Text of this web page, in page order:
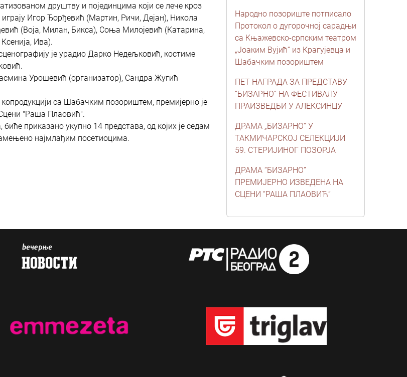
друштву и појединцима који се лече кроз
играју Игор Ђорђевић (Мартин, Ричи, Дејан), Никола
(Воја, Милан, Бикса), Соња Милојевић (Катарина,
Ива).
је урадио Дарко Недељковић, костиме
Урошевић (организатор), Сандра Жугић
са Шабачким позориштем, премијерно је
"Раша Плаовић".
приказано укупно 14 представа, од којих је седам
најмлађим посетиоцима.
Народно позориште потписало
Протокол о дугорочној сарадњи
са Књажевско-српским театром
„Јоаким Вујић“ из Крагујевца и
Шабачким позориштем
ПЕТ НАГРАДА ЗА ПРЕДСТАВУ
“БИЗАРНО” НА ФЕСТИВАЛУ
ПРАИЗВЕДБИ У АЛЕКСИНЦУ
ДРАМА „БИЗАРНО“ У
ТАКМИЧАРСКОЈ СЕЛЕКЦИЈИ
59. СТЕРИЈИНОГ ПОЗОРЈА
ДРАМА “БИЗАРНО”
ПРЕМИЈЕРНО ИЗВЕДЕНА НА
СЦЕНИ “РАША ПЛАОВИЋ”